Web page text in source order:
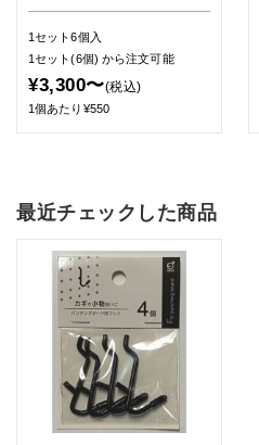
1セット6個入
1セット(6個) から注文可能
¥3,300〜(税込)
1個あたり¥550
最近チェックした商品